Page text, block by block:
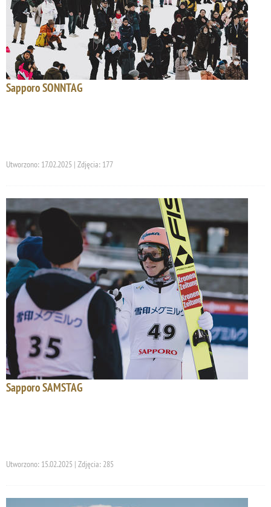
Sapporo SONNTAG
Utworzono: 17.02.2025 | Zdjęcia: 177
Sapporo SAMSTAG
Utworzono: 15.02.2025 | Zdjęcia: 285